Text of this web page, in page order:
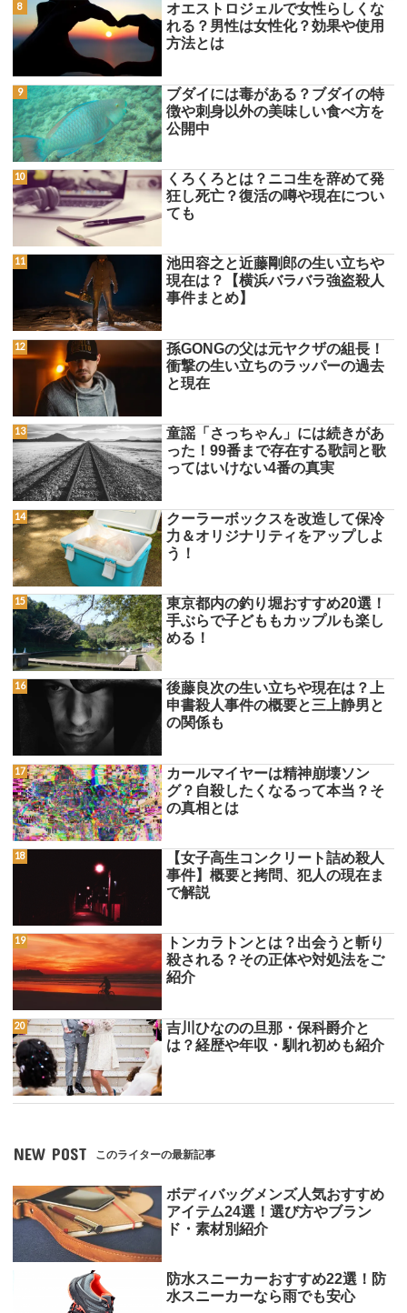
オエストロジェルで女性らしくな
れる？男性は女性化？効果や使用
方法とは
ブダイには毒がある？ブダイの特
徴や刺身以外の美味しい食べ方を
公開中
くろくろとは？ニコ生を辞めて発
狂し死亡？復活の噂や現在につい
ても
池田容之と近藤剛郎の生い立ちや
現在は？【横浜バラバラ強盗殺人
事件まとめ】
孫GONGの父は元ヤクザの組長！
衝撃の生い立ちのラッパーの過去
と現在
童謡「さっちゃん」には続きがあ
った！99番まで存在する歌詞と歌
ってはいけない4番の真実
クーラーボックスを改造して保冷
力＆オリジナリティをアップしよ
う！
東京都内の釣り堀おすすめ20選！
手ぶらで子どももカップルも楽し
める！
後藤良次の生い立ちや現在は？上
申書殺人事件の概要と三上静男と
の関係も
カールマイヤーは精神崩壊ソン
グ？自殺したくなるって本当？そ
の真相とは
【女子高生コンクリート詰め殺人
事件】概要と拷問、犯人の現在ま
で解説
トンカラトンとは？出会うと斬り
殺される？その正体や対処法をご
紹介
吉川ひなのの旦那・保科爵介と
は？経歴や年収・馴れ初めも紹介
NEW POST このライターの最新記事
ボディバッグメンズ人気おすすめ
アイテム24選！選び方やブラン
ド・素材別紹介
防水スニーカーおすすめ22選！防
水スニーカーなら雨でも安心